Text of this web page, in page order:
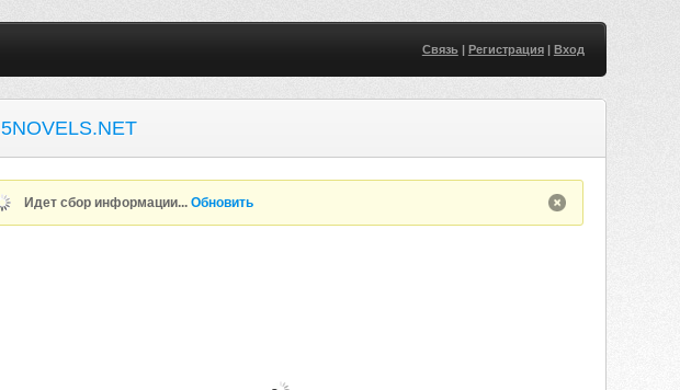
Связь| Регистрация| Вход
5NOVELS.NET
Идет сбор информации...Обновить